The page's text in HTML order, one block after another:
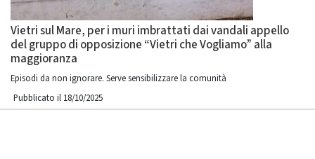
Vietri sul Mare, per i muri imbrattati dai vandali appello
del gruppo di opposizione “Vietri che Vogliamo” alla
maggioranza
Episodi da non ignorare. Serve sensibilizzare la comunità
Pubblicato il 18/10/2025